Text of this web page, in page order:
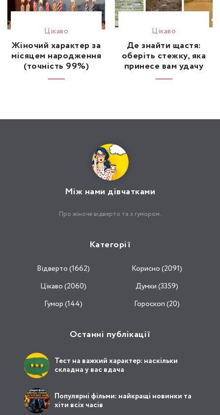
Цікаво
Жіночий характер за
місяцем народження
(точність 99%)
Цікаво
Де знайти щастя:
оберіть стежку, яка
принесе вам удачу
Між нами дівчатками
Про жіноче відверто та з гумором.
Категорії
Відвертo (1662)
Корисно (2091)
Цікаво (2060)
Думки (3359)
Гумор (144)
Гороскоп (20)
Останні публікації
Тест на важкий характер: наскільки
складна у вас вдача
Популярні фільми: найкращі новинки та
хіти всіх часів